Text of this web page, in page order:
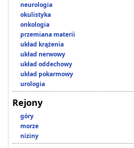
neurologia
okulistyka
onkologia
przemiana materii
układ krążenia
układ nerwowy
układ oddechowy
układ pokarmowy
urologia
Rejony
góry
morze
niziny